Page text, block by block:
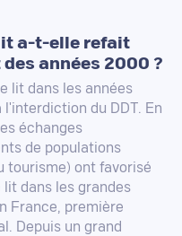
a-t-elle refait
années 2000 ?
lit dans les années
du DDT. En
échanges
de populations
tourisme) ont favorisé
lit dans les grandes
France, première
Depuis un grand